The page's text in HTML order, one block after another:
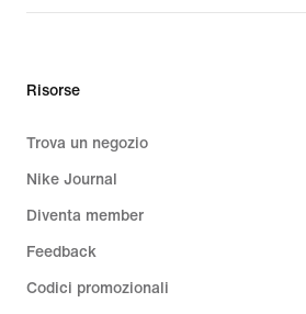
Risorse
Trova un negozio
Nike Journal
Diventa member
Feedback
Codici promozionali